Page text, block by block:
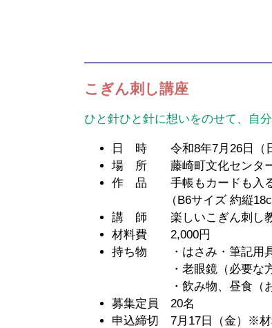
◇申込締切：
（材料費を添
こぎん刺し講座
ひと針ひと針に想いをのせて、自
日 時 令和8年7月26日（
場 所 藤崎町文化センタ
作 品 手帳もカードも入る
（B6サイズ 約縦
講 師 楽しいこぎん刺し
材料費 2,000円
持ち物 ・はさみ・筆記用具
・老眼鏡（必要な方
・飲み物、昼食（お昼休
募集定員 20名
申込締切 7月17日（金）※材